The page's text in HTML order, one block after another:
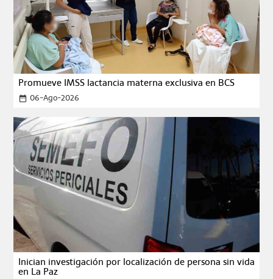
Promueve IMSS lactancia materna exclusiva en BCS
date_range 06-Ago-2026
Inician investigación por localización de persona sin vida
en La Paz